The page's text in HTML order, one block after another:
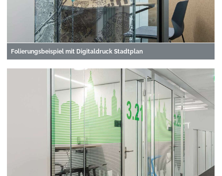
Folierungsbeispiel mit Digitaldruck Stadtplan